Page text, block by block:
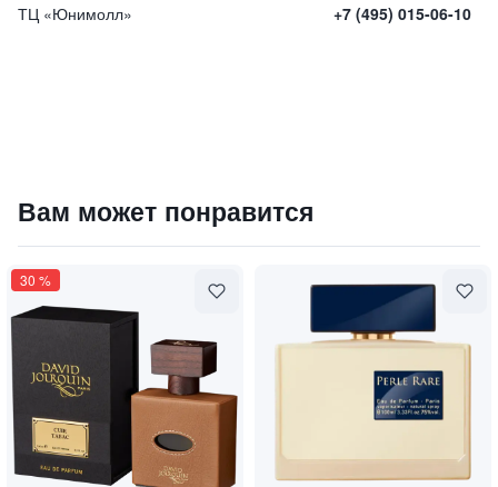
ТЦ «Юнимолл»
+7 (495) 015-06-10
17500₽9 840 ₽
Вам может понравится
30 %